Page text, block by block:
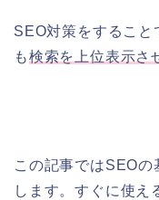
SEO対策をするこ
も検索を上位表示さ
この記事ではSEO
します。すぐに使え